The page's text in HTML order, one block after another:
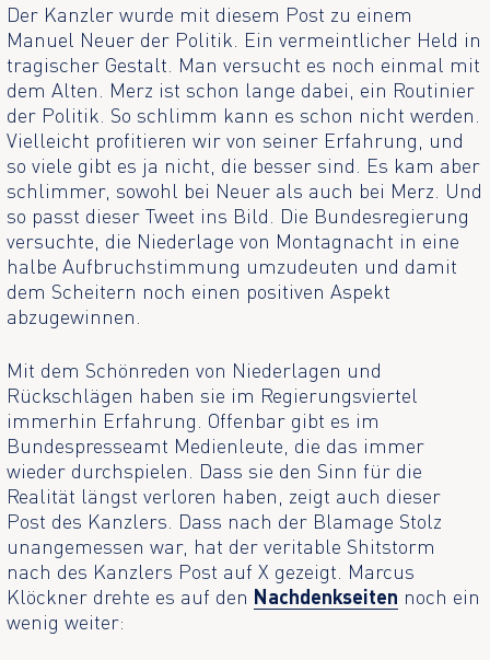
Der Kanzler wurde mit diesem Post zu einem
Manuel Neuer der Politik. Ein vermeintlicher Held in
tragischer Gestalt. Man versucht es noch einmal mit
dem Alten. Merz ist schon lange dabei, ein Routinier
der Politik. So schlimm kann es schon nicht werden.
Vielleicht profitieren wir von seiner Erfahrung, und
so viele gibt es ja nicht, die besser sind. Es kam aber
schlimmer, sowohl bei Neuer als auch bei Merz. Und
so passt dieser Tweet ins Bild. Die Bundesregierung
versuchte, die Niederlage von Montagnacht in eine
halbe Aufbruchstimmung umzudeuten und damit
dem Scheitern noch einen positiven Aspekt
abzugewinnen.
Mit dem Schönreden von Niederlagen und
Rückschlägen haben sie im Regierungsviertel
immerhin Erfahrung. Offenbar gibt es im
Bundespresseamt Medienleute, die das immer
wieder durchspielen. Dass sie den Sinn für die
Realität längst verloren haben, zeigt auch dieser
Post des Kanzlers. Dass nach der Blamage Stolz
unangemessen war, hat der veritable Shitstorm
nach des Kanzlers Post auf X gezeigt. Marcus
Klöckner drehte es auf den Nachdenkseiten noch ein
wenig weiter: